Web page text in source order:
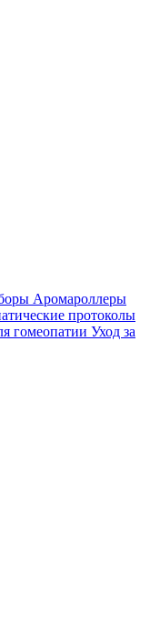
Аромароллеры
протоколы
гомеопатии Уход за